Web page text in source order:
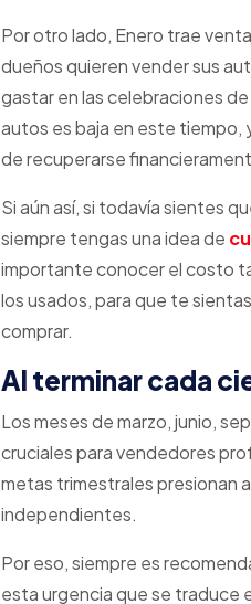
Por otro lado, Enero trae
dueños quieren vender sus
gastar en las celebraciones
autos es baja en este tiempo,
de recuperarse
Si aún así, si todavía sientes
siempre tengas una idea de
importante conocer el costo
los usados, para que te
comprar.
Al terminar cada
Los meses de marzo, junio,
cruciales para vendedores
metas trimestrales presionan
independientes.
Por eso, siempre es
esta urgencia que se traduce